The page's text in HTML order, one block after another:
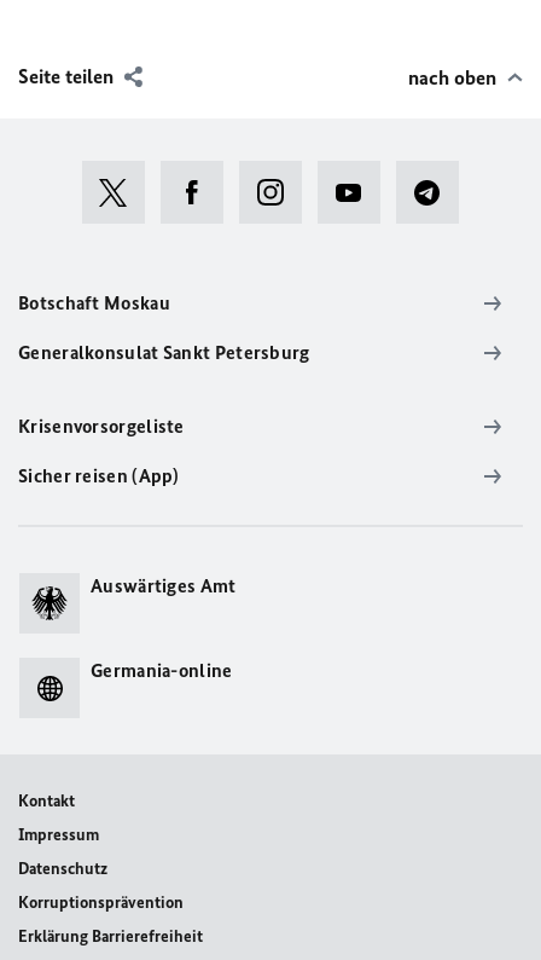
Seite teilen nach oben
Botschaft Moskau
Generalkonsulat Sankt Petersburg
Krisenvorsorgeliste
Sicher reisen (App)
Auswärtiges Amt
Germania-online
Kontakt
Impressum
Datenschutz
Korruptionsprävention
Erklärung Barrierefreiheit